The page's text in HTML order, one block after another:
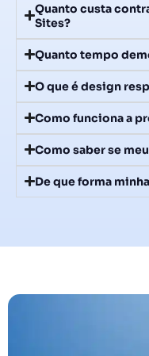
Quanto custa
Sites?
Quanto tempo
O que é design
Como funciona a
Como saber se
De que forma